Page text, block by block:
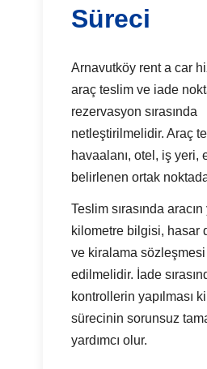
Süreci
Arnavutköy rent a car
araç teslim ve iade
rezervasyon sırasında
netleştirilmelidir. Araç
havaalanı, otel, iş yeri,
belirlenen ortak
Teslim sırasında
kilometre bilgisi, hasar
ve kiralama sözleşmesi
edilmelidir. İade
kontrollerin yapılması
sürecinin sorunsuz
yardımcı olur.